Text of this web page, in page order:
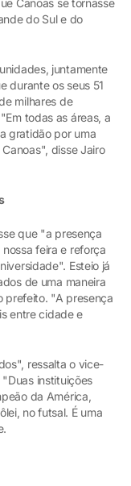
Canoas se tornasse
do Sul e do
juntamente
durante os seus 51
milhares de
todas as áreas, a
gratidão por uma
disse Jairo
que "a presença
feira e reforça
Esteio já
de uma maneira
prefeito. "A presença
entre cidade e
ressalta o vice-
instituições
da América,
no futsal. É uma